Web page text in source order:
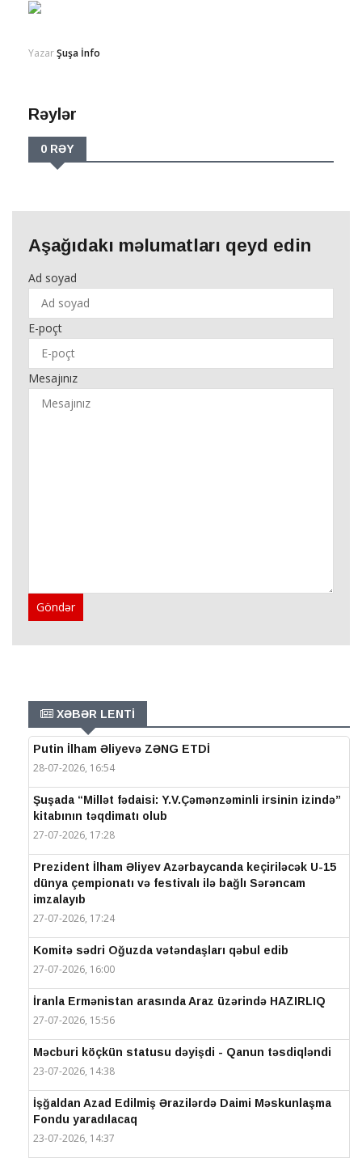
YazarŞuşa İnfo
Rəylər
0 RƏY
Aşağıdakı məlumatları qeyd edin
Ad soyad
E-poçt
Mesajınız
Göndər
XƏBƏR LENTİ
Putin İlham Əliyevə ZƏNG ETDİ
28-07-2026, 16:54
Şuşada “Millət fədaisi: Y.V.Çəmənzəminli irsinin izində”
kitabının təqdimatı olub
27-07-2026, 17:28
Prezident İlham Əliyev Azərbaycanda keçiriləcək U-15
dünya çempionatı və festivalı ilə bağlı Sərəncam
imzalayıb
27-07-2026, 17:24
Komitə sədri Oğuzda vətəndaşları qəbul edib
27-07-2026, 16:00
İranla Ermənistan arasında Araz üzərində HAZIRLIQ
27-07-2026, 15:56
Məcburi köçkün statusu dəyişdi - Qanun təsdiqləndi
23-07-2026, 14:38
İşğaldan Azad Edilmiş Ərazilərdə Daimi Məskunlaşma
Fondu yaradılacaq
23-07-2026, 14:37